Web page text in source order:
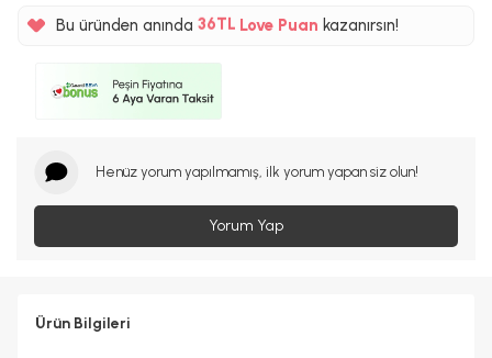
Bu üründen anında %5 Love Puankazanırsın!
Henüz yorum yapılmamış, ilk yorum yapan siz olun!
Yorum Yap
Ürün Bilgileri